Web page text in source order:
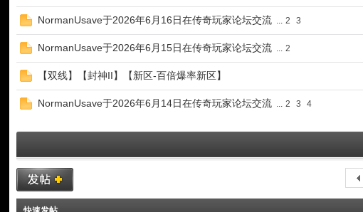
NormanUsave于2026年6月16日在传奇玩家论坛交流 ... 2 3
NormanUsave于2026年6月15日在传奇玩家论坛交流 ... 2
【双线】【封神II】【新区-百倍爆率新区】
NormanUsave于2026年6月14日在传奇玩家论坛交流 ... 2 3 4